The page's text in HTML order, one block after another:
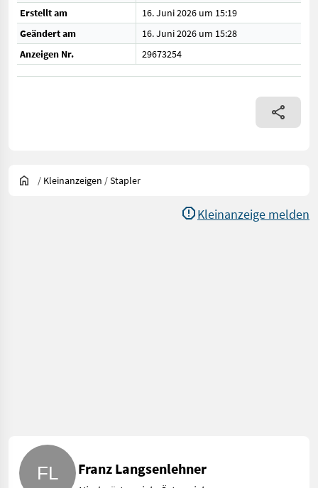
Erstellt am
16. Juni 2026 um 15:19
Geändert am
16. Juni 2026 um 15:28
Anzeigen Nr.
29673254
/ Kleinanzeigen /Stapler
Kleinanzeige melden
Franz Langsenlehner